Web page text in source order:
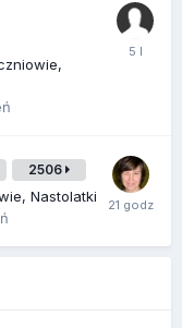
2506
Nastolatki